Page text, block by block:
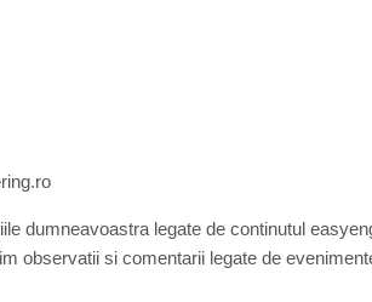
dumneavoastra legate de continutul
observatii si comentarii legate de